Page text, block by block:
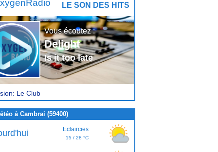
LE SON DES HITS
Vous écoutez :
Delight
Is it too late
Le Club
à Cambrai (59400)
Eclaircies
15 / 28 °C